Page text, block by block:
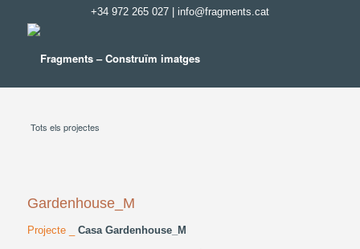
+34 972 265 027| info@fragments.cat
Tots els projectes
Gardenhouse_M
Projecte _ Casa Gardenhouse_M